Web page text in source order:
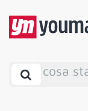
cosa